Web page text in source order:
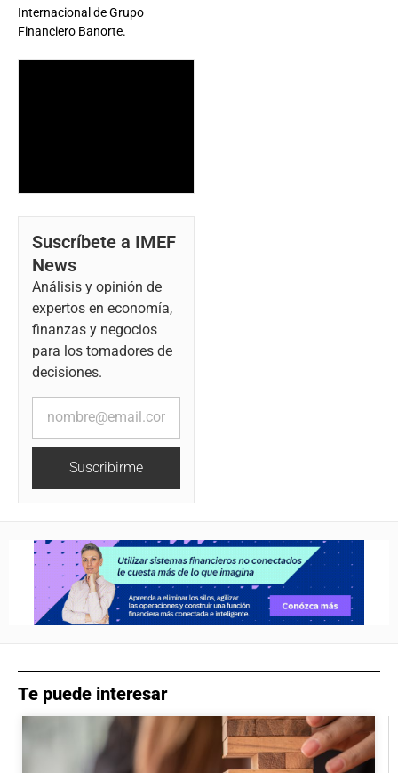
Internacional de Grupo
Financiero Banorte.
Suscríbete a IMEF
News
Análisis y opinión de
expertos en economía,
finanzas y negocios
para los tomadores de
decisiones.
Suscribirme
Te puede interesar